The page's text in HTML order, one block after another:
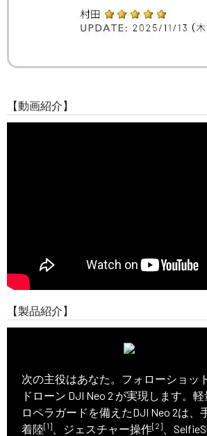
【動画紹介】
【製品紹介】
次の主役はあなた。フォローショッ
ドローン DJI Neo 2 が実現します。
ロペラガードを備えたDJI Neo 2は、
着陸[1] 、ジェスチャー操作[2] 、